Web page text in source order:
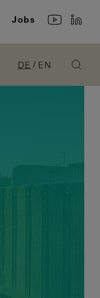
Jobs
DE EN